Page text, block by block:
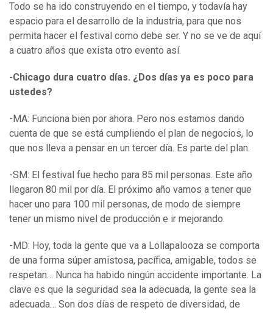
Todo se ha ido construyendo en el tiempo, y todavía hay
espacio para el desarrollo de la industria, para que nos
permita hacer el festival como debe ser. Y no se ve de aquí
a cuatro años que exista otro evento así.
-Chicago dura cuatro días. ¿Dos días ya es poco para
ustedes?
-MA: Funciona bien por ahora. Pero nos estamos dando
cuenta de que se está cumpliendo el plan de negocios, lo
que nos lleva a pensar en un tercer día. Es parte del plan.
-SM: El festival fue hecho para 85 mil personas. Este año
llegaron 80 mil por día. El próximo año vamos a tener que
hacer uno para 100 mil personas, de modo de siempre
tener un mismo nivel de producción e ir mejorando.
-MD: Hoy, toda la gente que va a Lollapalooza se comporta
de una forma súper amistosa, pacífica, amigable, todos se
respetan… Nunca ha habido ningún accidente importante. La
clave es que la seguridad sea la adecuada, la gente sea la
adecuada… Son dos días de respeto de diversidad, de